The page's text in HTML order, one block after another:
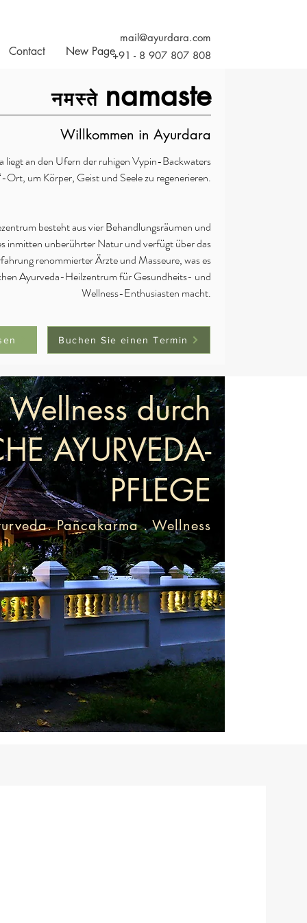
+91 - 8 907 807 808
mail@ayurdara.com
Contact New Page
नमस्ते namaste
Willkommen in Ayurdara
liegt an den Ufern der ruhigen Vypin-Backwaters
Ort, um Körper, Geist und Seele zu regenerieren.
besteht aus vier Behandlungsräumen und
inmitten unberührter Natur und verfügt über das
renommierter Ärzte und Masseure, was es
Ayurveda-Heilzentrum für Gesundheits- und
Wellness-Enthusiasten macht.
Buchen Sie einen Termin
durch
AYURVEDA-
PFLEGE
Pañcakarma . Wellness